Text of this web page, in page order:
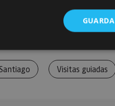
Visitas guiadas
Cookies de preferencias